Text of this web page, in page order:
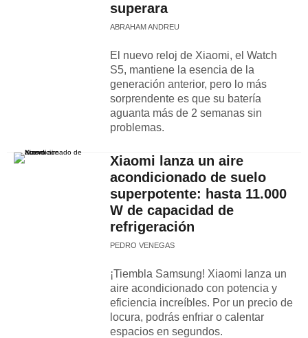
superara
ABRAHAM ANDREU
El nuevo reloj de Xiaomi, el Watch
S5, mantiene la esencia de la
generación anterior, pero lo más
sorprendente es que su batería
aguanta más de 2 semanas sin
problemas.
Xiaomi lanza un aire
acondicionado de suelo
superpotente: hasta 11.000
W de capacidad de
refrigeración
PEDRO VENEGAS
¡Tiembla Samsung! Xiaomi lanza un
aire acondicionado con potencia y
eficiencia increíbles. Por un precio de
locura, podrás enfriar o calentar
espacios en segundos.